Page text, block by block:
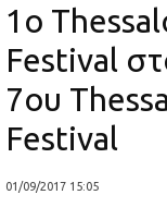
1ο
Festival
7ου
Festival
01/09/2017 15:05